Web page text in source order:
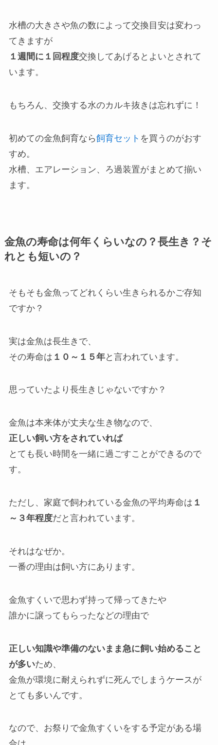
水槽の大きさや魚の数によって交換目安は変わっ
てきますが
１週間に１回程度交換してあげるとよいとされて
います。
もちろん、交換する水のカルキ抜きは忘れずに！
初めての金魚飼育なら飼育セット を買うのがおす
すめ。
水槽、エアレーション、ろ過装置がまとめて揃い
ます。
金魚の寿命は何年くらいなの？長生き？そ
れとも短いの？
そもそも金魚ってどれくらい生きられるかご存知
ですか？
実は金魚は長生きで、
その寿命は １０～１５年と言われています。
思っていたより長生きじゃないですか？
金魚は本来体が丈夫な生き物なので、
正しい飼い方をされていれば
とても長い時間を一緒に過ごすことができるので
す。
ただし、家庭で飼われている金魚の平均寿命は １
～３年程度だと言われています。
それはなぜか。
一番の理由は飼い方にあります。
金魚すくいで思わず持って帰ってきたや
誰かに譲ってもらったなどの理由で
正しい知識や準備のないまま急に飼い始めること
が多いため、
金魚が環境に耐えられずに死んでしまうケースが
とても多いんです。
なので、お祭りで金魚すくいをする予定がある場